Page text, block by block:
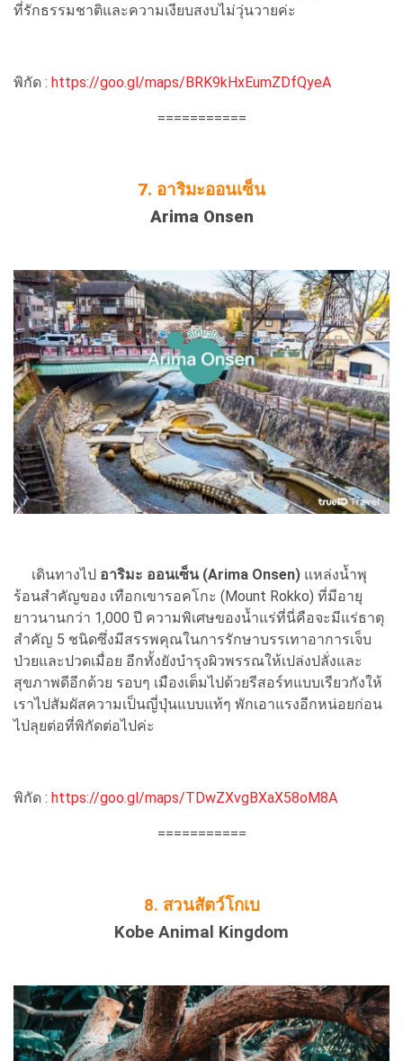
ที่รักธรรมชาติและความเงียบสงบไม่วุ่นวายค่ะ
พิกัด : https://goo.gl/maps/BRK9kHxEumZDfQyeA
===========
7. อาริมะออนเซ็น
Arima Onsen
เดินทางไป อาริมะ ออนเซ็น (Arima Onsen) แหล่งน้ำพุ
ร้อนสำคัญของ เทือกเขารอคโกะ (Mount Rokko) ที่มีอายุ
ยาวนานกว่า 1,000 ปี ความพิเศษของน้ำแร่ที่นี่คือจะมีแร่ธาตุ
สำคัญ 5 ชนิดซึ่งมีสรรพคุณในการรักษาบรรเทาอาการเจ็บ
ป่วยและปวดเมื่อย อีกทั้งยังบำรุงผิวพรรณให้เปล่งปลั่งและ
สุขภาพดีอีกด้วย รอบๆ เมืองเต็มไปด้วยรีสอร์ทแบบเรียวกังให้
เราไปสัมผัสความเป็นญี่ปุ่นแบบแท้ๆ พักเอาแรงอีกหน่อยก่อน
ไปลุยต่อที่พิกัดต่อไปค่ะ
พิกัด : https://goo.gl/maps/TDwZXvgBXaX58oM8A
===========
8. สวนสัตว์โกเบ
Kobe Animal Kingdom